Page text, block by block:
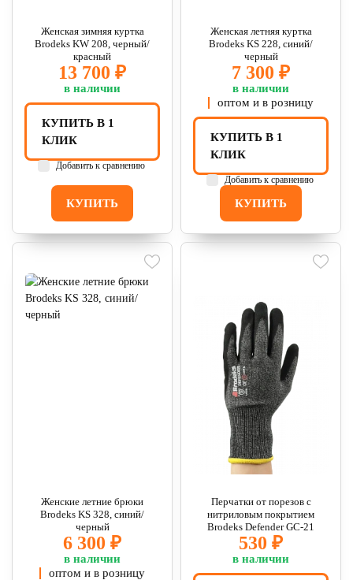
Женская зимняя куртка
Brodeks KW 208, черный/
красный
13 700 ₽
в наличии
КУПИТЬ
КУПИТЬ В 1
КЛИК
Добавить к сравнению
Женская летняя куртка
Brodeks KS 228, синий/
черный
7 300 ₽
в наличии
оптом и в розницу
КУПИТЬ
КУПИТЬ В 1
КЛИК
Добавить к сравнению
Женские летние брюки
Brodeks KS 328, синий/
черный
6 300 ₽
в наличии
оптом и в розницу
Перчатки от порезов с
нитриловым покрытием
Brodeks Defender GС-21
530 ₽
в наличии